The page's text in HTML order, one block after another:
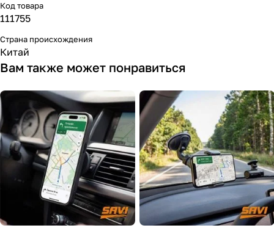
Код товара
111755
Страна происхождения
Китай
Вам также может понравиться